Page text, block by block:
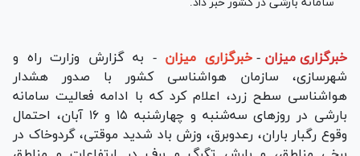
خبرگزاری میزان - خبرگزاری میزان - به گزارش وزارت راه و
شهرسازی، سازمان هواشناسی کشور با صدور هشدار
هواشناسی سطح زرد، اعلام کرد که با ادامه فعالیت سامانه
بارشی در روز‌های سه‌شنبه و چهارشنبه ۱۵ و ۱۶ آبان، احتمال
وقوع رگبار باران، رعدوبرق، وزش باد شدید موقتی، گردوخاک در